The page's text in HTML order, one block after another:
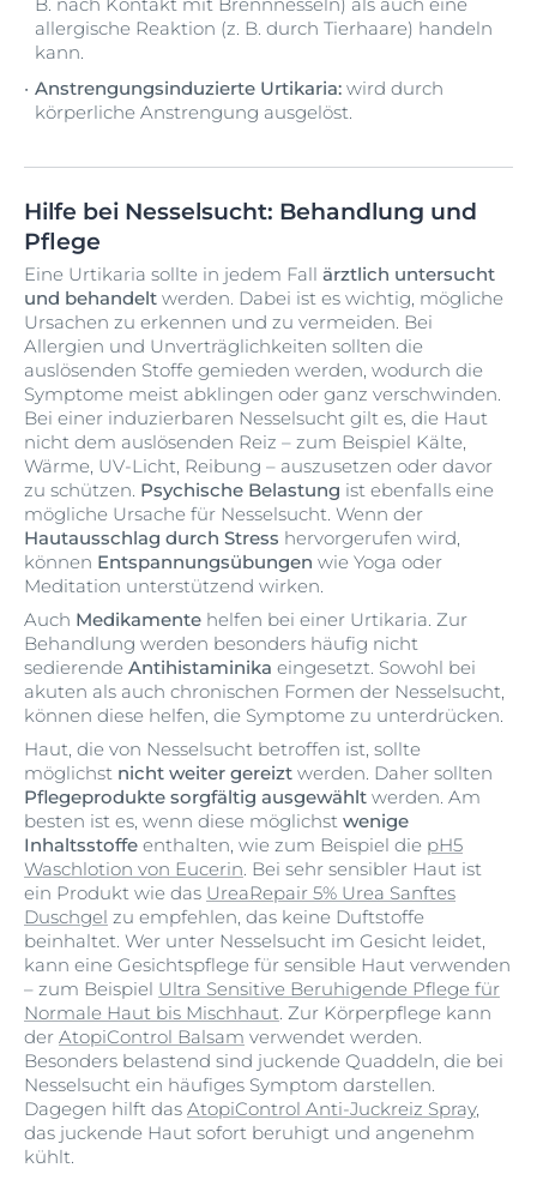
allergische Reaktion (z. B. durch Tierhaare) handeln
kann.
Anstrengungsinduzierte Urtikaria: wird durch
körperliche Anstrengung ausgelöst.
Hilfe bei Nesselsucht: Behandlung und
Pflege
Eine Urtikaria sollte in jedem Fall ärztlich untersucht
und behandelt werden. Dabei ist es wichtig, mögliche
Ursachen zu erkennen und zu vermeiden. Bei
Allergien und Unverträglichkeiten sollten die
auslösenden Stoffe gemieden werden, wodurch die
Symptome meist abklingen oder ganz verschwinden.
Bei einer induzierbaren Nesselsucht gilt es, die Haut
nicht dem auslösenden Reiz – zum Beispiel Kälte,
Wärme, UV-Licht, Reibung – auszusetzen oder davor
zu schützen. Psychische Belastung ist ebenfalls eine
mögliche Ursache für Nesselsucht. Wenn der
Hautausschlag durch Stress hervorgerufen wird,
können Entspannungsübungen wie Yoga oder
Meditation unterstützend wirken.
Auch Medikamente helfen bei einer Urtikaria. Zur
Behandlung werden besonders häufig nicht
sedierende Antihistaminika eingesetzt. Sowohl bei
akuten als auch chronischen Formen der Nesselsucht,
können diese helfen, die Symptome zu unterdrücken.
Haut, die von Nesselsucht betroffen ist, sollte
möglichst nicht weiter gereizt werden. Daher sollten
Pflegeprodukte sorgfältig ausgewählt werden. Am
besten ist es, wenn diese möglichst wenige
Inhaltsstoffe enthalten, wie zum Beispiel die pH5
Waschlotion von Eucerin. Bei sehr sensibler Haut ist
ein Produkt wie das UreaRepair 5% Urea Sanftes
Duschgel zu empfehlen, das keine Duftstoffe
beinhaltet. Wer unter Nesselsucht im Gesicht leidet,
kann eine Gesichtspflege für sensible Haut verwenden
– zum Beispiel Ultra Sensitive Beruhigende Pflege für
Normale Haut bis Mischhaut. Zur Körperpflege kann
der AtopiControl Balsam verwendet werden.
Besonders belastend sind juckende Quaddeln, die bei
Nesselsucht ein häufiges Symptom darstellen.
Dagegen hilft das AtopiControl Anti-Juckreiz Spray,
das juckende Haut sofort beruhigt und angenehm
kühlt.